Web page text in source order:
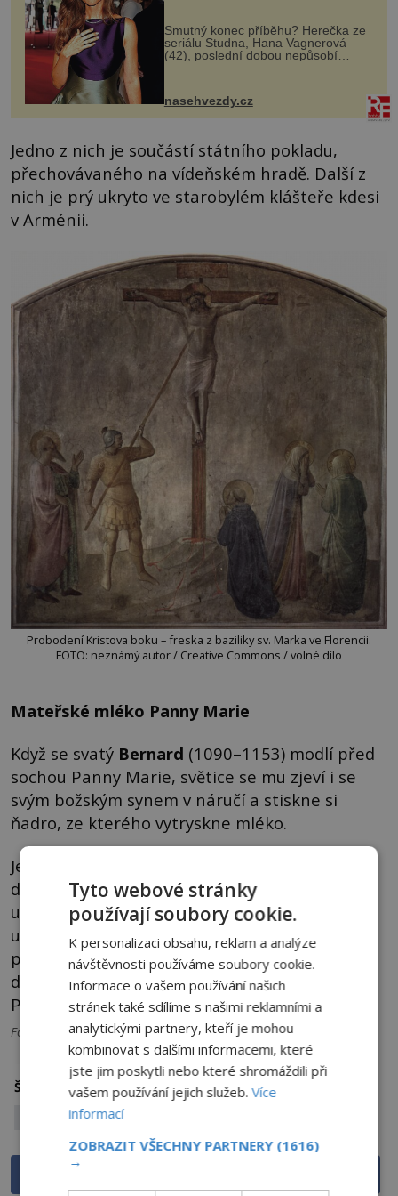
Smutný konec příběhu? Herečka ze
seriálu Studna, Hana Vagnerová
(42), poslední dobou nepůsobí
nasehvezdy.cz
Jedno z nich je součástí státního pokladu,
přechovávaného na vídeňském hradě. Další z
nich je prý ukryto ve starobylém klášteře kdesi
v Arménii.
Probodení Kristova boku – freska z baziliky sv. Marka ve Florencii.
FOTO: neznámý autor / Creative Commons / volné dílo
Mateřské mléko Panny Marie
Když se svatý Bernard (1090–1153) modlí před
sochou Panny Marie, světice se mu zjeví i se
svým božským synem v náručí a stiskne si
ňadro, ze kterého vytryskne mléko.
Jeho kapka dopadne do očí Bernarda, kterému
díky tomu údajně zmizí šedý zákal a oči se mu
uzdraví. Ampulky s mlékem Panny Marie se
uchovávají v mnoha kostelích, ač není
pravděpodobné, že by ho sv. Bernard
duchapřítomně zachytil do nějaké nádoby.
Pravé tak asi nebudou.
Foto: Viz popisky. Titulní foto: Karen Arnold / CC / CC0 1.0 DEED
Štítky: Ježíš Kristus
Josef z Arimatie
Máří Magdalena
Tyto webové stránky
používají soubory cookie.
K personalizaci obsahu, reklam a analýze
návštěvnosti používáme soubory cookie.
Informace o vašem používání našich
stránek také sdílíme s našimi reklamními a
analytickými partnery, kteří je mohou
kombinovat s dalšími informacemi, které
jste jim poskytli nebo které shromáždili při
vašem používání jejich služeb.Více
informací
ZOBRAZIT VŠECHNY PARTNERY (1616)
→